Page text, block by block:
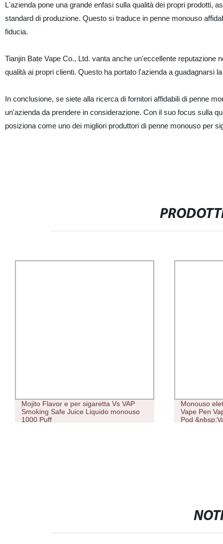
L'azienda pone una grande enfasi sulla qualità dei propri prodotti,
standard di produzione. Questo si traduce in penne monouso
fiducia.
Tianjin Bate Vape Co., Ltd. vanta anche un'eccellente
qualità ai propri clienti. Questo ha portato l'azienda a guadagnarsi
In conclusione, se siete alla ricerca di fornitori affidabili di penne
un'azienda da prendere in considerazione. Con il suo focus sulla
posiziona come uno dei migliori produttori di penne monouso per
Mojito Flavor e per sigaretta Vs VAP
Smoking Safe Juice Liquido monouso
1000 Puff
Monouso
Vape Pen
Pod